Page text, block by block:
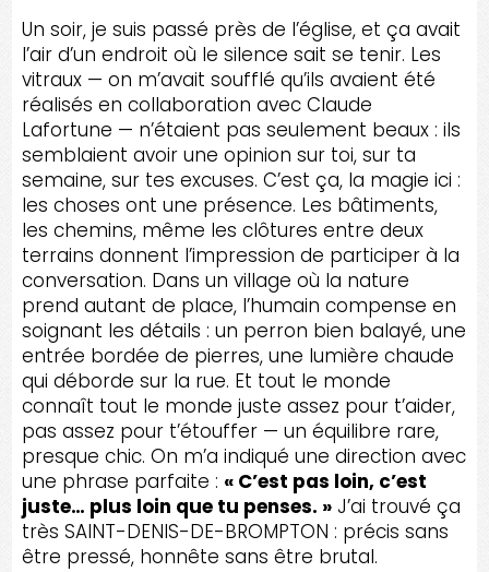
Un soir, je suis passé près de l’église, et ça avait
l’air d’un endroit où le silence sait se tenir. Les
vitraux — on m’avait soufflé qu’ils avaient été
réalisés en collaboration avec Claude
Lafortune — n’étaient pas seulement beaux : ils
semblaient avoir une opinion sur toi, sur ta
semaine, sur tes excuses. C’est ça, la magie ici :
les choses ont une présence. Les bâtiments,
les chemins, même les clôtures entre deux
terrains donnent l’impression de participer à la
conversation. Dans un village où la nature
prend autant de place, l’humain compense en
soignant les détails : un perron bien balayé, une
entrée bordée de pierres, une lumière chaude
qui déborde sur la rue. Et tout le monde
connaît tout le monde juste assez pour t’aider,
pas assez pour t’étouffer — un équilibre rare,
presque chic. On m’a indiqué une direction avec
une phrase parfaite : « C’est pas loin, c’est
juste… plus loin que tu penses. »J’ai trouvé ça
très SAINT-DENIS-DE-BROMPTON : précis sans
être pressé, honnête sans être brutal.